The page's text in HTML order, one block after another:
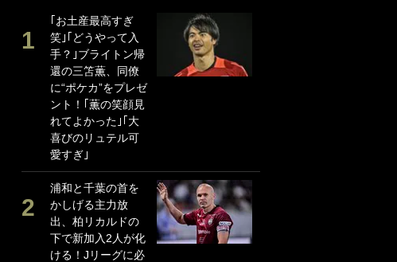
｢お土産最高すぎ
笑｣｢どうやって入
手？｣ブライトン帰
還の三笘薫、同僚
に“ポケカ”をプレゼ
ント！｢薫の笑顔見
れてよかった｣｢大
喜びのリュテル可
愛すぎ｣
浦和と千葉の首を
かしげる主力放
出、柏リカルドの
下で新加入2人が化
ける！Jリーグに必